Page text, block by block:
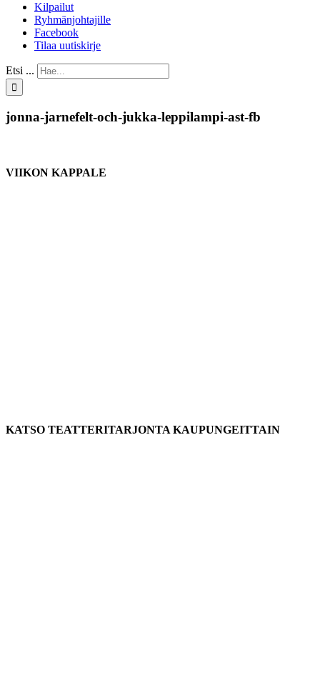
Kilpailut
Ryhmänjohtajille
Facebook
Tilaa uutiskirje
Etsi ...
jonna-jarnefelt-och-jukka-leppilampi-ast-fb
VIIKON KAPPALE
KATSO TEATTERITARJONTA KAUPUNGEITTAIN